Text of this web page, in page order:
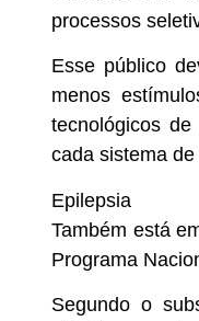
processos
Esse público
menos
tecnológicos
cada sistema
Epilepsia
Também está
Programa
Segundo o